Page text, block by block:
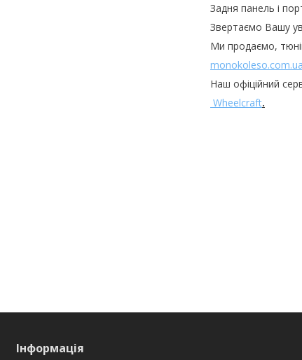
Задня панель і
Звертаємо Вашу
Ми продаємо,
monokoleso.com.ua
Наш офіційний
Wheelcraft.
Інформація